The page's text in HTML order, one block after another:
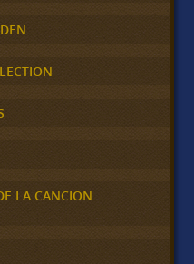
LA CANCION